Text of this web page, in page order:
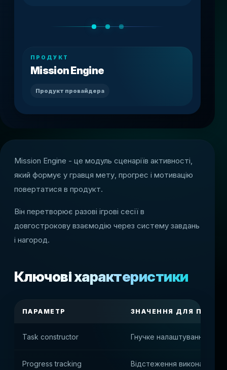
ПРОДУКТ
Mission Engine
Продукт провайдера
Mission Engine - це модуль сценаріїв активності,
який формує у гравця мету, прогрес і мотивацію
повертатися в продукт.
Він перетворює разові ігрові сесії в
довгострокову взаємодію через систему завдань
і нагород.
Ключові характеристики
ПАРАМЕТР ЗНАЧЕННЯ ДЛЯ
Task constructor Гнучке налаштування умов
Progress tracking Відстеження виконання в